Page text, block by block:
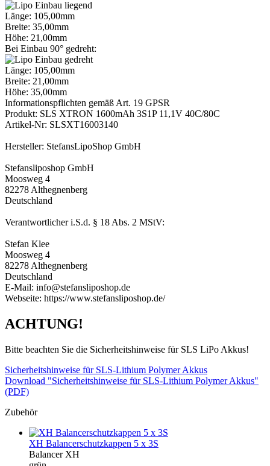
Länge: 105,00mm
Breite: 35,00mm
Höhe: 21,00mm
Bei Einbau 90° gedreht:
Länge: 105,00mm
Breite: 21,00mm
Höhe: 35,00mm
Informationspflichten gemäß Art. 19 GPSR
Produkt: SLS XTRON 1600mAh 3S1P 11,1V 40C/80C
Artikel-Nr: SLSXT16003140
Hersteller: StefansLipoShop GmbH
Stefansliposhop GmbH
Moosweg 4
82278 Althegnenberg
Deutschland
Verantwortlicher i.S.d. § 18 Abs. 2 MStV:
Stefan Klee
Moosweg 4
82278 Althegnenberg
Deutschland
E-Mail: info@stefansliposhop.de
Webseite: https://www.stefansliposhop.de/
ACHTUNG!
Bitte beachten Sie die Sicherheitshinweise für SLS LiPo Akkus!
Sicherheitshinweise für SLS-Lithium Polymer Akkus
Download "Sicherheitshinweise für SLS-Lithium Polymer Akkus"
(PDF)
Zubehör
XH Balancerschutzkappen 5 x 3S
Balancer XH